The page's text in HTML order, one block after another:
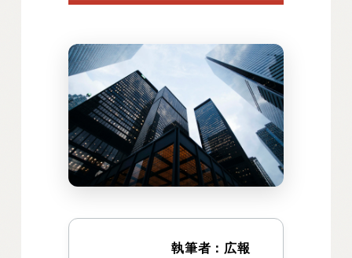
執筆者：広報